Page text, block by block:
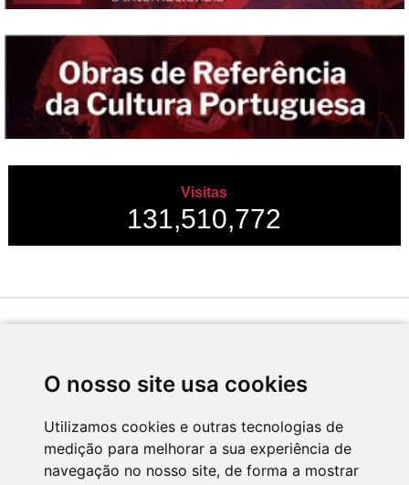
O nosso site usa cookies
Utilizamos cookies e outras tecnologias de
medição para melhorar a sua experiência de
navegação no nosso site, de forma a mostrar
Visitas
131,510,772